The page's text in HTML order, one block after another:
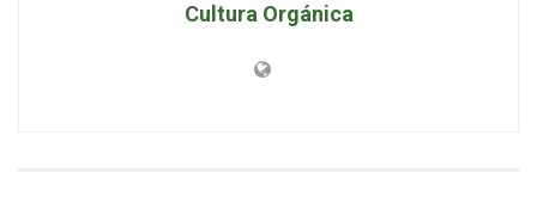
Cultura Orgánica